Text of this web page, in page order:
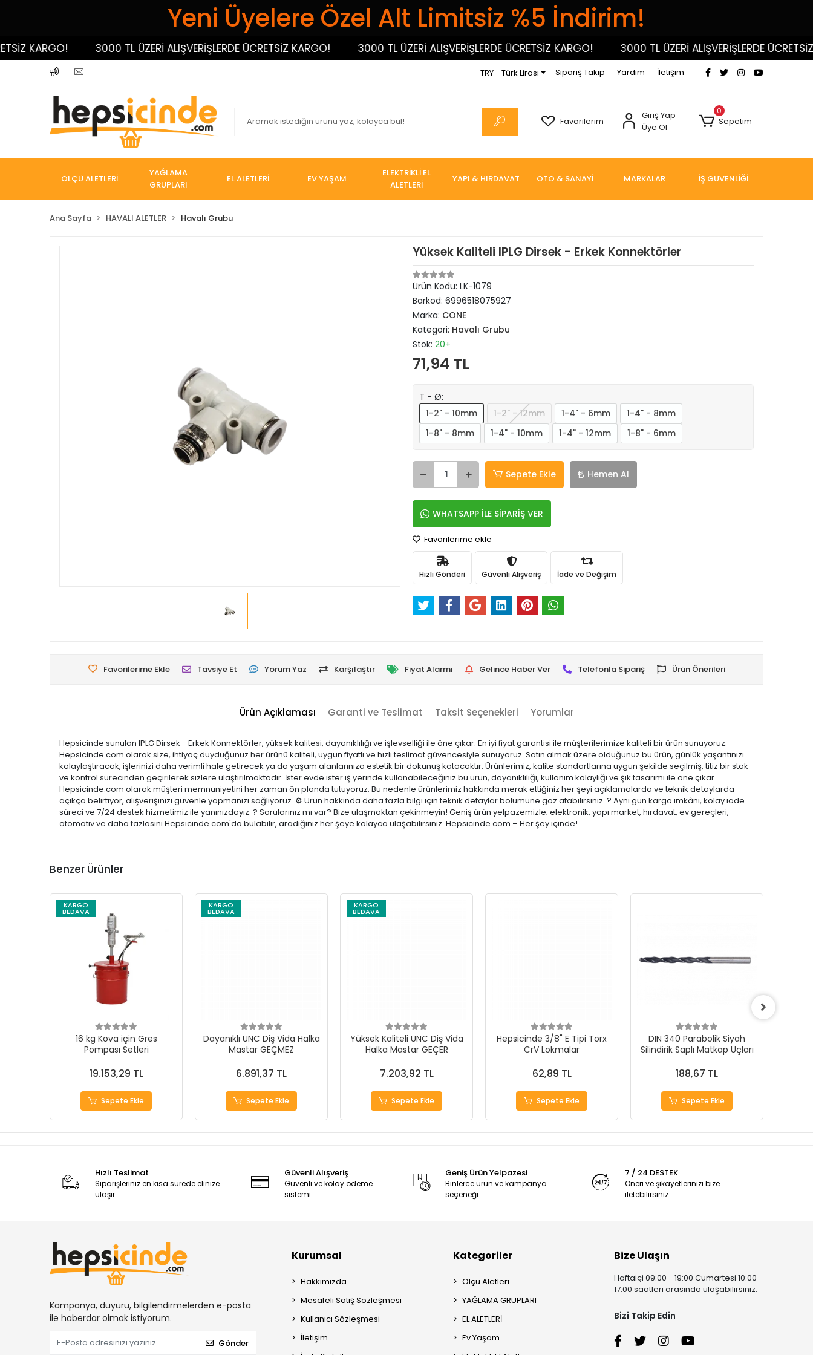
Yeni Üyelere Özel Alt Limitsiz %5 İndirim!
KARGO! 3000 TL ÜZERİ ALIŞVERİŞLERDE ÜCRETSİZ KARGO! 3000 TL ÜZERİ ALIŞVERİŞLERDE ÜCRETSİZ KARGO! 3000 TL ÜZERİ ALIŞVERİŞLERDE ÜCRETSİZ
TRY - Türk Lirası Sipariş Takip Yardım İletişim
Favorilerim
Giriş Yap
Üye Ol
0
Sepetim
ÖLÇÜ ALETLERİ
YAĞLAMA
GRUPLARI
EL ALETLERİ EV YAŞAM
ELEKTRİKLİ EL
ALETLERİ
YAPI & HIRDAVAT OTO & SANAYİ MARKALAR İŞ GÜVENLİĞİ
Ana Sayfa HAVALI ALETLER Havalı Grubu
Yüksek Kaliteli IPLG Dirsek - Erkek Konnektörler
Ürün Kodu: LK-1079
Barkod: 6996518075927
Marka: CONE
Kategori: Havalı Grubu
Stok: 20+
71,94 TL
T - Ø:
1-2" - 10mm
1-2" - 12mm 1-4" - 6mm
1-4" - 8mm
1-8" - 8mm
1-4" - 10mm 1-4" - 12mm 1-8" - 6mm
Sepete Ekle Hemen Al
WHATSAPP İLE SİPARİŞ VER
Favorilerime ekle
Hızlı Gönderi Güvenli Alışveriş İade ve Değişim
Favorilerime Ekle Tavsiye Et Yorum Yaz Karşılaştır Fiyat Alarmı Gelince Haber Ver Telefonla Sipariş Ürün Önerileri
Ürün Açıklaması Garanti ve Teslimat Taksit Seçenekleri Yorumlar
Hepsicinde sunulan IPLG Dirsek - Erkek Konnektörler, yüksek kalitesi, dayanıklılığı ve işlevselliği ile öne çıkar. En iyi fiyat garantisi ile müşterilerimize kaliteli bir ürün sunuyoruz.
Hepsicinde.com olarak size, ihtiyaç duyduğunuz her ürünü kaliteli, uygun fiyatlı ve hızlı teslimat güvencesiyle sunuyoruz. Satın almak üzere olduğunuz bu ürün, günlük yaşantınızı
kolaylaştıracak, işlerinizi daha verimli hale getirecek ya da yaşam alanlarınıza estetik bir dokunuş katacaktır. Ürünlerimiz, kalite standartlarına uygun şekilde seçilmiş, titiz bir stok
ve kontrol sürecinden geçirilerek sizlere ulaştırılmaktadır. İster evde ister iş yerinde kullanabileceğiniz bu ürün, dayanıklılığı, kullanım kolaylığı ve şık tasarımı ile öne çıkar.
Hepsicinde.com olarak müşteri memnuniyetini her zaman ön planda tutuyoruz. Bu nedenle ürünlerimiz hakkında merak ettiğiniz her şeyi açıklamalarda ve teknik detaylarda
açıkça belirtiyor, alışverişinizi güvenle yapmanızı sağlıyoruz. ⚙️ Ürün hakkında daha fazla bilgi için teknik detaylar bölümüne göz atabilirsiniz. ? Aynı gün kargo imkânı, kolay iade
süreci ve 7/24 destek hizmetimiz ile yanınızdayız. ? Sorularınız mı var? Bize ulaşmaktan çekinmeyin! Geniş ürün yelpazemizle; elektronik, yapı market, hırdavat, ev gereçleri,
otomotiv ve daha fazlasını Hepsicinde.com'da bulabilir, aradığınız her şeye kolayca ulaşabilirsiniz. Hepsicinde.com – Her şey içinde!
Benzer Ürünler
KARGO
BEDAVA
16 kg Kova için Gres
Pompası Setleri
19.153,29 TL
Sepete Ekle
KARGO
BEDAVA
Dayanıklı UNC Diş Vida Halka
Mastar GEÇMEZ
6.891,37 TL
Sepete Ekle
KARGO
BEDAVA
Yüksek Kaliteli UNC Diş Vida
Halka Mastar GEÇER
7.203,92 TL
Sepete Ekle
Hepsicinde 3/8" E Tipi Torx
CrV Lokmalar
62,89 TL
Sepete Ekle
DIN 340 Parabolik Siyah
Silindirik Saplı Matkap Uçları
188,67 TL
Sepete Ekle
Hızlı Teslimat
Siparişleriniz en kısa sürede elinize
ulaşır.
Güvenli Alışveriş
Güvenli ve kolay ödeme
sistemi
Geniş Ürün Yelpazesi
Binlerce ürün ve kampanya
seçeneği
7 / 24 DESTEK
Öneri ve şikayetlerinizi bize
iletebilirsiniz.
Kampanya, duyuru, bilgilendirmelerden e-posta
ile haberdar olmak istiyorum.
Gönder
Kurumsal
Hakkımızda
Mesafeli Satış Sözleşmesi
Kullanıcı Sözleşmesi
İletişim
Kategoriler
Ölçü Aletleri
YAĞLAMA GRUPLARI
EL ALETLERİ
Ev Yaşam
Bize Ulaşın
Haftaiçi 09:00 - 19:00 Cumartesi 10:00 -
17:00 saatleri arasında ulaşabilirsiniz.
Bizi Takip Edin